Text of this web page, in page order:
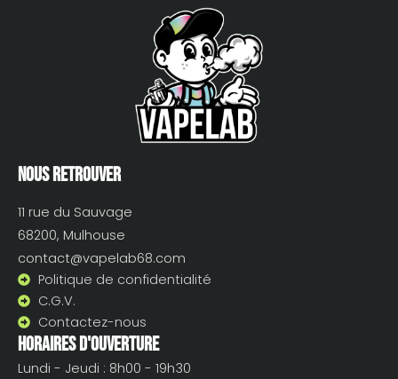
Nous retrouver
11 rue du Sauvage
68200, Mulhouse
contact@vapelab68.com
Politique de confidentialité
C.G.V.
Contactez-nous
Horaires d'ouverture
Lundi - Jeudi : 8h00 - 19h30